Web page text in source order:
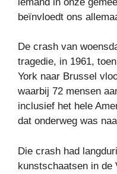
beïnvloedt ons
De crash van
tragedie, in 1961,
York naar Brussel
waarbij 72 mensen
inclusief het hele
dat onderweg was
Die crash had
kunstschaatsen in de